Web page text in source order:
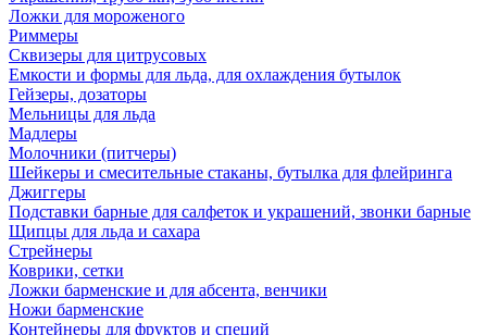
Ложки для мороженого
Риммеры
Сквизеры для цитрусовых
Емкости и формы для льда, для охлаждения бутылок
Гейзеры, дозаторы
Мельницы для льда
Мадлеры
Молочники (питчеры)
Шейкеры и смесительные стаканы, бутылка для флейринга
Джиггеры
Подставки барные для салфеток и украшений, звонки барные
Щипцы для льда и сахара
Стрейнеры
Коврики, сетки
Ложки барменские и для абсента, венчики
Ножи барменские
Контейнеры для фруктов и специй